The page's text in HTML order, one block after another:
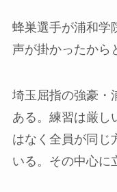
蜂巣選手が浦和学
声が掛かったから
埼玉屈指の強豪・
ある。練習は厳し
はなく全員が同じ
いる。その中心に